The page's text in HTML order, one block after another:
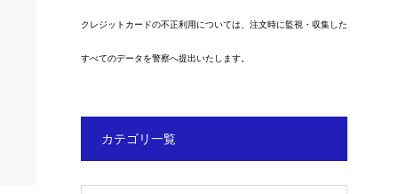
クレジットカードの不正利用については、注文時に監視・収集した
すべてのデータを警察へ提出いたします。
カテゴリ一覧